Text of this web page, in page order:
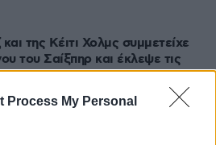
Process My Personal
της Κέιτι Χολμς συμμετείχε
του Σαίξπηρ και έκλεψε τις
κάτω από τον φούρνο; -